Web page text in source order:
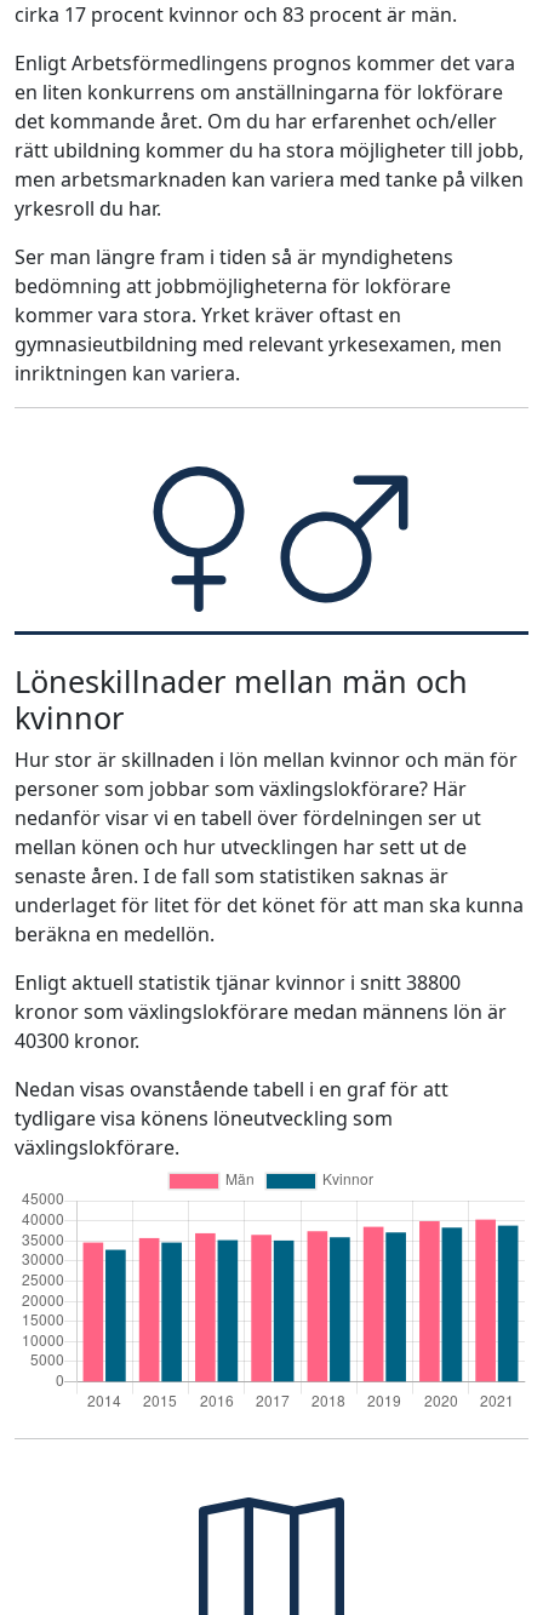
cirka 17 procent kvinnor och 83 procent är män.
Enligt Arbetsförmedlingens prognos kommer det vara
en liten konkurrens om anställningarna för lokförare
det kommande året. Om du har erfarenhet och/eller
rätt ubildning kommer du ha stora möjligheter till jobb,
men arbetsmarknaden kan variera med tanke på vilken
yrkesroll du har.
Ser man längre fram i tiden så är myndighetens
bedömning att jobbmöjligheterna för lokförare
kommer vara stora. Yrket kräver oftast en
gymnasieutbildning med relevant yrkesexamen, men
inriktningen kan variera.
Löneskillnader mellan män och
kvinnor
Hur stor är skillnaden i lön mellan kvinnor och män för
personer som jobbar som växlingslokförare? Här
nedanför visar vi en tabell över fördelningen ser ut
mellan könen och hur utvecklingen har sett ut de
senaste åren. I de fall som statistiken saknas är
underlaget för litet för det könet för att man ska kunna
beräkna en medellön.
Enligt aktuell statistik tjänar kvinnor i snitt 38800
kronor som växlingslokförare medan männens lön är
40300 kronor.
Nedan visas ovanstående tabell i en graf för att
tydligare visa könens löneutveckling som
växlingslokförare.